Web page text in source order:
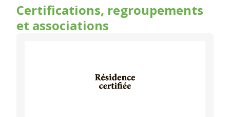
Certifications, regroupements
et associations